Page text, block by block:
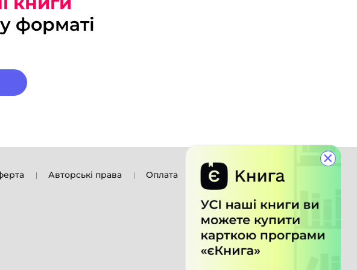
×
форматі
Авторські права Оплата